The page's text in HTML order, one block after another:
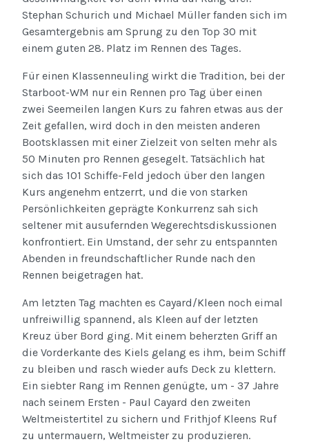
Stephan Schurich und Michael Müller fanden sich im
Gesamtergebnis am Sprung zu den Top 30 mit
einem guten 28. Platz im Rennen des Tages.
Für einen Klassenneuling wirkt die Tradition, bei der
Starboot-WM nur ein Rennen pro Tag über einen
zwei Seemeilen langen Kurs zu fahren etwas aus der
Zeit gefallen, wird doch in den meisten anderen
Bootsklassen mit einer Zielzeit von selten mehr als
50 Minuten pro Rennen gesegelt. Tatsächlich hat
sich das 101 Schiffe-Feld jedoch über den langen
Kurs angenehm entzerrt, und die von starken
Persönlichkeiten geprägte Konkurrenz sah sich
seltener mit ausufernden Wegerechtsdiskussionen
konfrontiert. Ein Umstand, der sehr zu entspannten
Abenden in freundschaftlicher Runde nach den
Rennen beigetragen hat.
Am letzten Tag machten es Cayard/Kleen noch eimal
unfreiwillig spannend, als Kleen auf der letzten
Kreuz über Bord ging. Mit einem beherzten Griff an
die Vorderkante des Kiels gelang es ihm, beim Schiff
zu bleiben und rasch wieder aufs Deck zu klettern.
Ein siebter Rang im Rennen genügte, um - 37 Jahre
nach seinem Ersten - Paul Cayard den zweiten
Weltmeistertitel zu sichern und Frithjof Kleens Ruf
zu untermauern, Weltmeister zu produzieren.